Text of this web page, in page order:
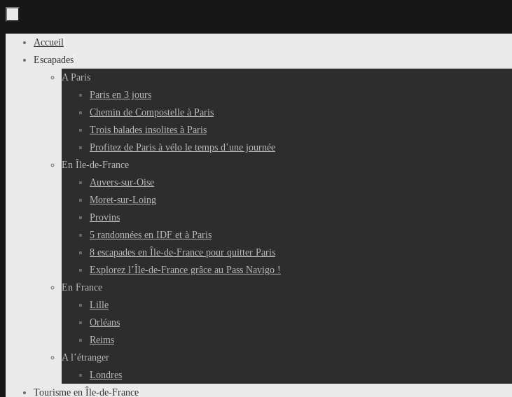
Passer
Accueil
Escapades
A Paris
Paris en 3 jours
Chemin de Compostelle à Paris
Trois balades insolites à Paris
Profitez de Paris à vélo le temps d’une journée
En Île-de-France
Auvers-sur-Oise
Moret-sur-Loing
Provins
5 randonnées en IDF et à Paris
8 escapades en Île-de-France pour quitter Paris
Explorez l’Île-de-France grâce au Pass Navigo !
En France
Lille
Orléans
Reims
A l’étranger
Londres
Tourisme en Île-de-France